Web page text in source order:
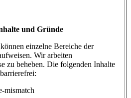
und Gründe
einzelne Bereiche der
Wir arbeiten
zu beheben. Die folgenden Inhalte
mismatch